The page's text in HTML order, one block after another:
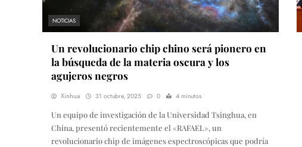
NOTICIAS
Un revolucionario chip chino será pionero en
la búsqueda de la materia oscura y los
agujeros negros
Xinhua 31 octubre, 2025 0 4 minutos
Un equipo de investigación de la Universidad Tsinghua, en
China, presentó recientemente el «RAFAEL», un
revolucionario chip de imágenes espectroscópicas que podría